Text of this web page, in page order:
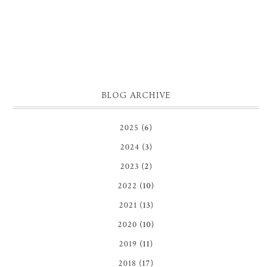
BLOG ARCHIVE
2025 (6)
2024 (3)
2023 (2)
2022 (10)
2021 (13)
2020 (10)
2019 (11)
2018 (17)